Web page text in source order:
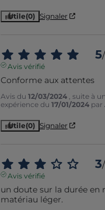
Utile(0) Signaler
5/
Avis vérifié
Conforme aux attentes
Avis du 12/03/2024
, suite à
expérience du 17/01/2024 par
Utile(0) Signaler
3/
Avis vérifié
un doute sur la durée en
matériau léger.